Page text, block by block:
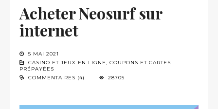
Acheter Neosurf sur
internet
5 MAI 2021
CASINO ET JEUX EN LIGNE, COUPONS ET CARTES
PRÉPAYÉES
COMMENTAIRES (4)
28705